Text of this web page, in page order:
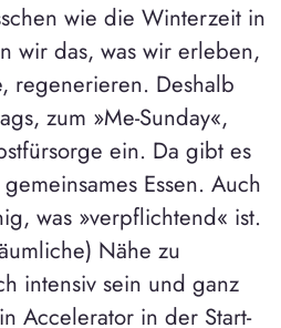
wie die Winterzeit in
wir das, was wir erleben,
regenerieren. Deshalb
zum »Me-Sunday«,
ein. Da gibt es
Essen. Auch
was »verpflichtend« ist.
Nähe zu
intensiv sein und ganz
Accelerator in der Start-